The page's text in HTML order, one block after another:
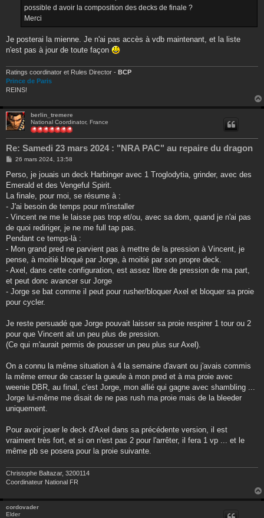
possible d avoir la composition des decks de finale ?
Merci
Je posterai la mienne. Je n'ai pas accès à vdb maintenant, et la liste
n'est pas à jour de toute façon
Ratings coordinator et Rules Director - BCP
Prince de Paris
REINS!
berlin_tremere
National Coordinator, France
Re: Samedi 23 mars 2024 : "NRA PAC" au repaire du dragon
M
s
a
g
26 mars 2024, 13:58
Perso, je jouais un deck Harbinger avec 1 Troglodytia, grinder, avec des
Emerald et des Vengeful Spirit.
La finale, pour moi, se résume à :
- J'ai besoin de temps pour m'installer
- Vincent ne me le laisse pas trop et/ou, avec sa dom, quand je n'ai pas
de quoi rediriger, je ne me full tap pas.
Pendant ce temps-là :
- Mon grand pred ne parvient pas à mettre de la pression à Vincent, je
pense, à moitié bloqué par Jorge, à moitié par son propre deck.
- Axel, dans cette configuration, est assez libre de pression de ma part,
et peut donc avancer sur Jorge
- Jorge se bat comme il peut pour rusher/bloquer Axel et bloquer sa proie
pour cycler.
Je reste persuadé que Jorge pouvait laisser sa proie respirer 1 tour ou 2
pour que Vincent ait un peu plus de pression.
(Ce qui m'aurait permis de pousser un peu plus sur Axel).
On a connu la même situation à 4 la semaine d'avant ou j'avais commis
la même erreur de casser la gueule à mon pred et à ma proie avec
weenie DBR, au final, c'est Jorge, mon allié qui gagne avec shambling ...
Jorge lui-même me disait de ne pas rush ma proie mais de la bleeder
uniquement.
Pour avoir jouer le deck d'Axel dans sa précédente version, il est
vraiment très fort, et si on n'est pas 2 pour l'arrêter, il fera 1 vp ... et le
même pb se posera pour la proie suivante.
Christophe Baltazar, 3200114
Coordinateur National FR
cordovader
Elder